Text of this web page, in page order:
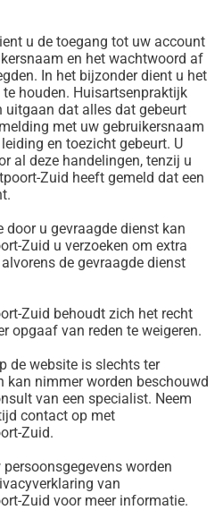
u de toegang tot uw account
en het wachtwoord af
In het bijzonder dient u het
houden. Huisartsenpraktijk
uitgaan dat alles dat gebeurt
met uw gebruikersnaam
en toezicht gebeurt. U
al deze handelingen, tenzij u
Zuid heeft gemeld dat een
door u gevraagde dienst kan
Zuid u verzoeken om extra
de gevraagde dienst
Zuid behoudt zich het recht
opgaaf van reden te weigeren.
de website is slechts ter
kan nimmer worden beschouwd
van een specialist. Neem
contact op met
Zuid.
worden
van
Zuid voor meer informatie.